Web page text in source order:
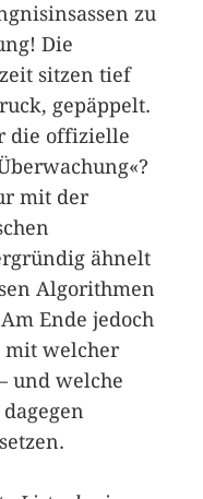
zu
Die
sitzen tief
gepäppelt.
die offizielle
mit der
ähnelt
Algorithmen
Ende jedoch
mit welcher
und welche